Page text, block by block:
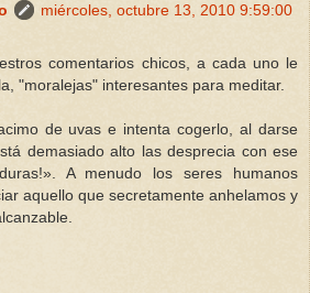
miércoles, octubre 13, 2010 9:59:00
comentarios chicos, a cada uno le
"moralejas" interesantes para meditar.
de uvas e intenta cogerlo, al darse
demasiado alto las desprecia con ese
A menudo los seres humanos
aquello que secretamente anhelamos y